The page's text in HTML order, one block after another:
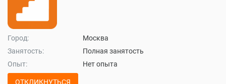
Город:
Москва
Занятость:
Полная занятость
Опыт:
Нет опыта
ОТКЛИКНУТЬСЯ